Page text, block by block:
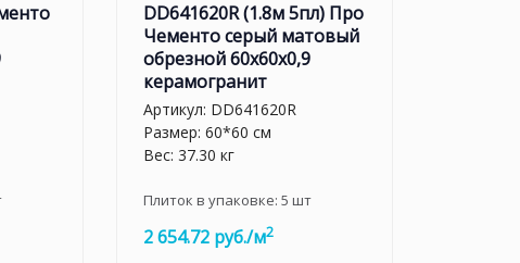
DD641620R (1.8м 5пл) Про
Чементо серый матовый
обрезной 60x60x0,9
керамогранит
Артикул: DD641620R
Размер: 60*60 см
Вес: 37.30 кг
Плиток в упаковке: 5 шт
2 654.72 руб./м2